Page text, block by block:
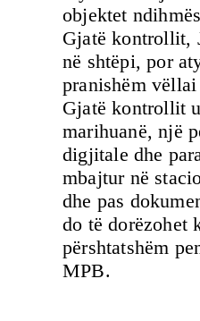
objektet
Gjatë kontrollit,
në shtëpi, por
pranishëm
Gjatë kontrollit
marihuanë, një
digjitale dhe
mbajtur në
dhe pas
do të dorëzohet
përshtatshëm
MPB.